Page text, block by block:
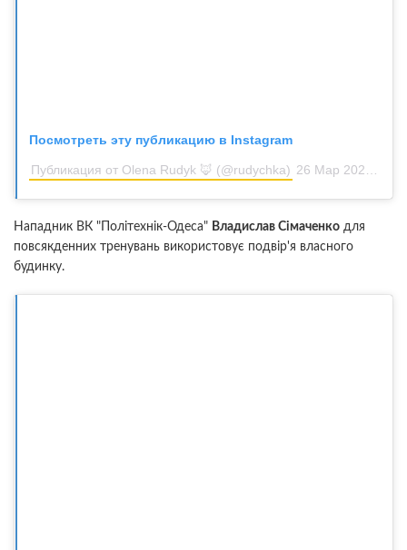
Посмотреть эту публикацию в Instagram
Публикация от Olena Rudyk 🦊 (@rudychka) 26 Мар 2020 в 7:44 PDT
Нападник ВК "Політехнік-Одеса" Владислав Сімаченко для
повсякденних тренувань використовує подвір'я власного
будинку.